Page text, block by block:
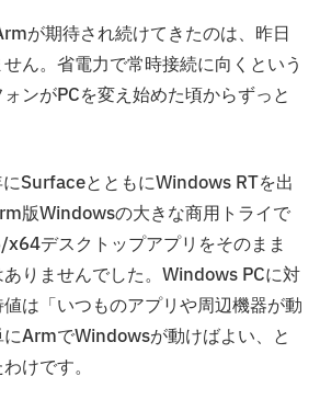
が期待され続けてきたのは、昨日
ん。省電力で常時接続に向くという
ンがPCを変え始めた頃からずっと
SurfaceとともにWindows RTを出
版Windowsの大きな商用トライで
デスクトップアプリをそのまま
りませんでした。Windows PCに対
は「いつものアプリや周辺機器が動
にArmでWindowsが動けばよい、と
けです。